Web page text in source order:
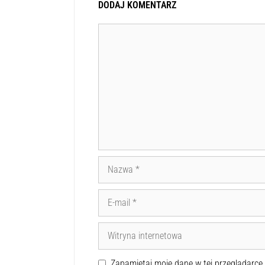
DODAJ KOMENTARZ